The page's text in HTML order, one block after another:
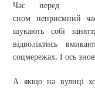
Час перед
сном неприємний
шукають собі
відволіктись
соцмережах. І ось
А якщо на вулиці